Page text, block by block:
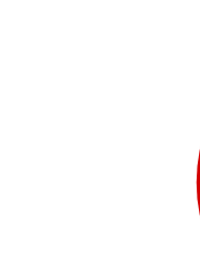
販売代理店さま向
お問合せ先、価
お問合せフォー